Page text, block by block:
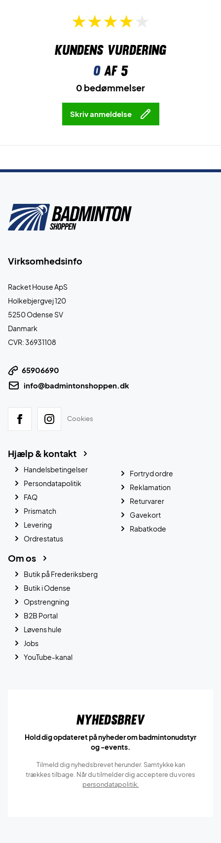
Kundens vurdering
0af 5
0 bedømmelser
Skriv anmeldelse
Virksomhedsinfo
Racket House ApS
Holkebjergvej 120
5250 Odense SV
Danmark
CVR: 36931108
65906690
info@badmintonshoppen.dk
Cookies
Hjælp & kontakt
Handelsbetingelser
Persondatapolitik
FAQ
Prismatch
Levering
Ordrestatus
Fortryd ordre
Reklamation
Returvarer
Gavekort
Rabatkode
Om os
Butik på Frederiksberg
Butik i Odense
Opstrengning
B2B Portal
Løvens hule
Jobs
YouTube-kanal
Nyhedsbrev
Hold dig opdateret på nyheder om badmintonudstyr
og -events.
Tilmeld dig nyhedsbrevet herunder. Samtykke kan
trækkes tilbage. Når du tilmelder dig acceptere du vores
persondatapolitik.